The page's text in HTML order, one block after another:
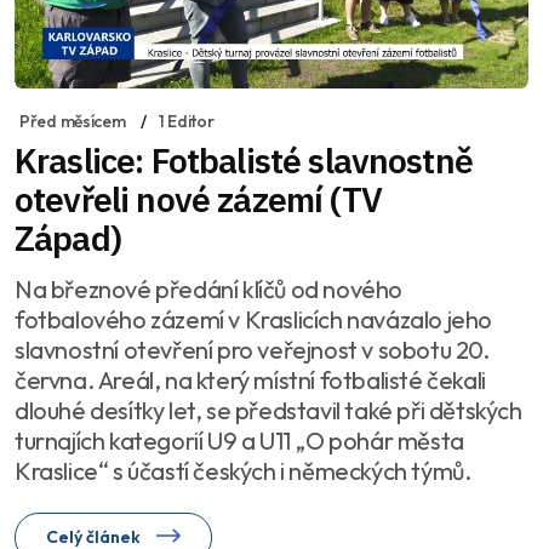
Před měsícem 1 Editor
Kraslice: Fotbalisté slavnostně
otevřeli nové zázemí (TV
Západ)
Na březnové předání klíčů od nového
fotbalového zázemí v Kraslicích navázalo jeho
slavnostní otevření pro veřejnost v sobotu 20.
června. Areál, na který místní fotbalisté čekali
dlouhé desítky let, se představil také při dětských
turnajích kategorií U9 a U11 „O pohár města
Kraslice“ s účastí českých i německých týmů.
Celý článek